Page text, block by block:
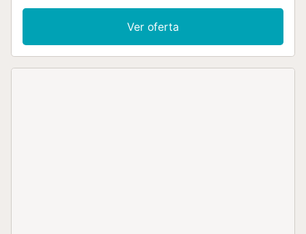
servicios de streaming, aire acondicionado, lavadora y
secadora. Para familias con niños pequeños, hay cuna y
trona disponibles. La zona exterior privada incluye piscina
climatizada (disponible por un suplemento), jacuzzi, jardín,
Ver oferta